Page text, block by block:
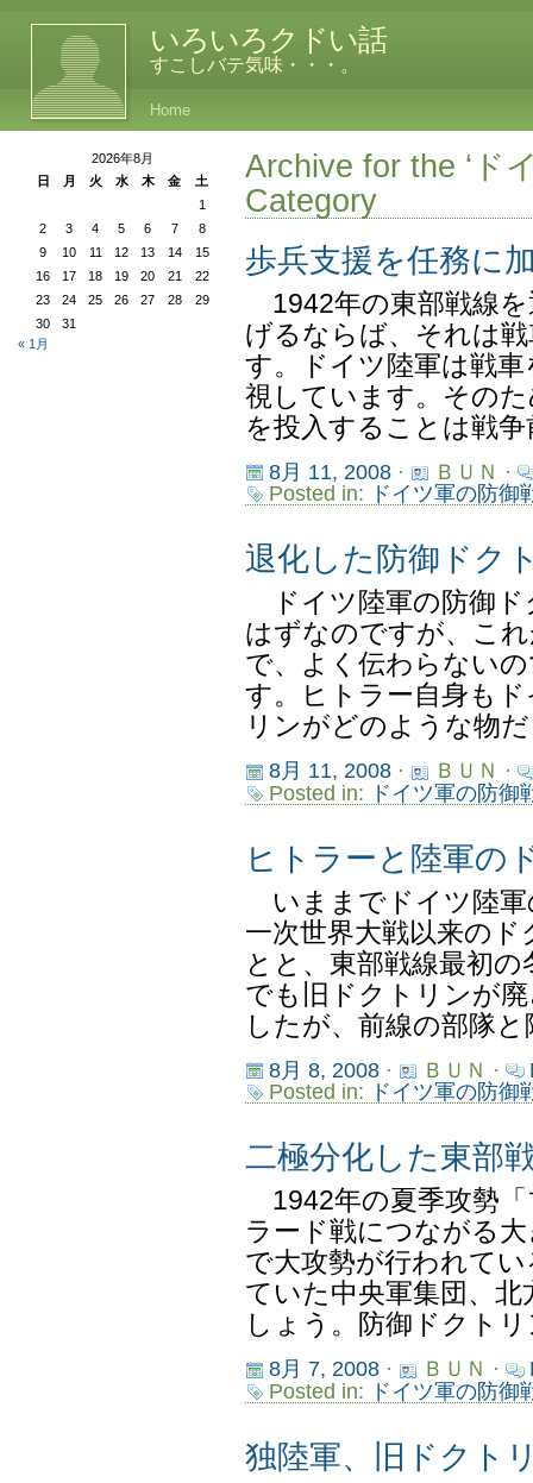
いろいろクドい話
すこしバテ気味・・・。
Home
Archive for the ‘ド
Category
歩兵支援を任務に
1942年の東部戦線
げるならば、それは
す。ドイツ陸軍は戦
視しています。その
を投入することは戦
8月 11, 2008·
ＢＵＮ ·
Posted in:
ドイツ軍の防御
退化した防御ドク
ドイツ陸軍の防御ド
はずなのですが、こ
で、よく伝わらない
す。ヒトラー自身も
リンがどのような物
8月 11, 2008·
ＢＵＮ ·
Posted in: ドイツ軍の防御
ヒトラーと陸軍の
いままでドイツ陸軍
一次世界大戦以来の
とと、東部戦線最初
でも旧ドクトリンが
したが、前線の部隊
8月 8, 2008· ＢＵＮ ·
Posted in:
ドイツ軍の防御
二極分化した東部
1942年の夏季攻勢
ラード戦につながる
で大攻勢が行われて
ていた中央軍集団、
しょう。防御ドクト
8月 7, 2008· ＢＵＮ ·
Posted in: ドイツ軍の防御
独陸軍、旧ドクト
2026年8月
日
月 火 水 木 金
土
1
2
3 4 5 6 7
8
9
10 11 12 13 14
15
16
17 18 19 20 21
22
23
24 25 26 27 28
29
30
31
« 1月